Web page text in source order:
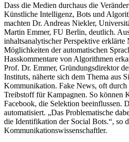
Dass die Medien durchaus die
Künstliche Intelligenz, Bots und
machten Dr. Andreas Niekler,
Martin Emmer, FU Berlin, deutlich.
inhaltsanalytischer Perspektive
Möglichkeiten der automatischen
Hasskommentare von Algorithmen
Prof. Dr. Emmer, Gründungsdirektor
Instituts, näherte sich dem Thema aus
Kommunikation. Fake News, oft durch
Treibstoff für Kampagnen. So können
Facebook, die Selektion beeinflussen.
automatisiert. „Das Problematische
die Identifikation der Social Bots.“, so
Kommunikationswissenschaftler.